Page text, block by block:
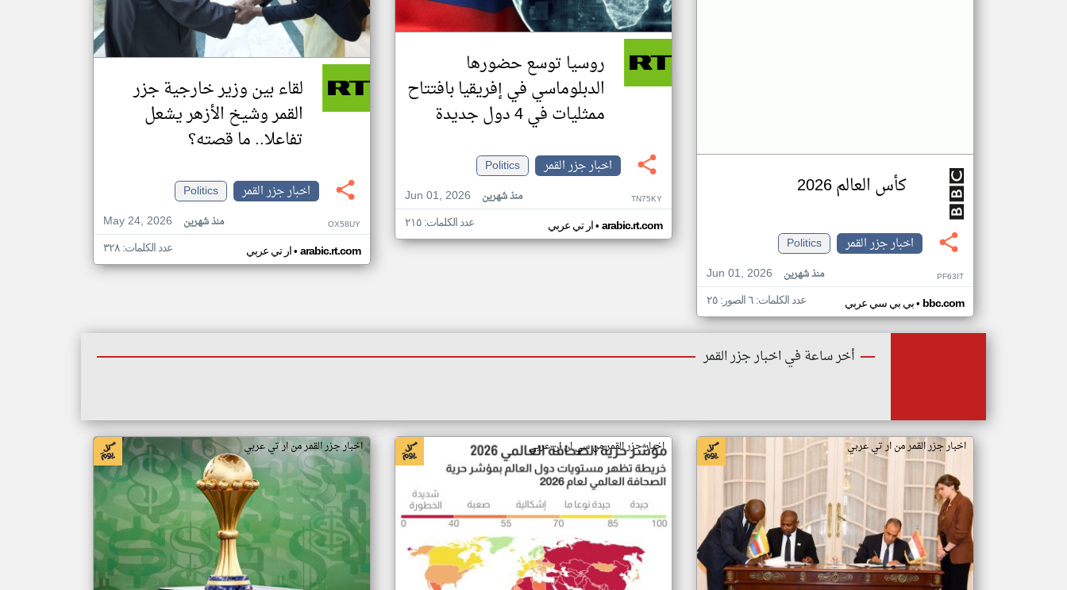
كأس العالم 2026
اخبار جزر القمر
Politics
Jun 01, 2026
منذ شهرين PF63IT
بي بي سي عربي• bbc.com عدد الكلمات: ٦ الصور: ٢٥
روسيا توسع حضورها
الدبلوماسي في إفريقيا بافتتاح
ممثليات في 4 دول جديدة
اخبار جزر القمر
Politics
Jun 01, 2026
منذ شهرين TN75KY
ار تي عربي• arabic.rt.com عدد الكلمات: ٢١٥
لقاء بين وزير خارجية جزر
القمر وشيخ الأزهر يشعل
تفاعلا.. ما قصته؟
اخبار جزر القمر
Politics
May 24, 2026
منذ شهرين OX58UY
ار تي عربي• arabic.rt.com عدد الكلمات: ٣٢٨
أخر ساعة في اخبار جزر القمر
اخبار جزر القمر من ار تي عربي اخبار جزر القمر من سي ان ان عربي اخبار جزر القمر من ار تي عربي